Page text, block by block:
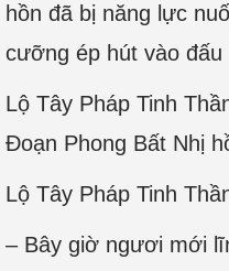
hồn đã bị năng lực
cưỡng ép hút vào
Lộ Tây Pháp Tinh
Đoạn Phong Bất Nhị
Lộ Tây Pháp Tinh
– Bây giờ ngươi mới